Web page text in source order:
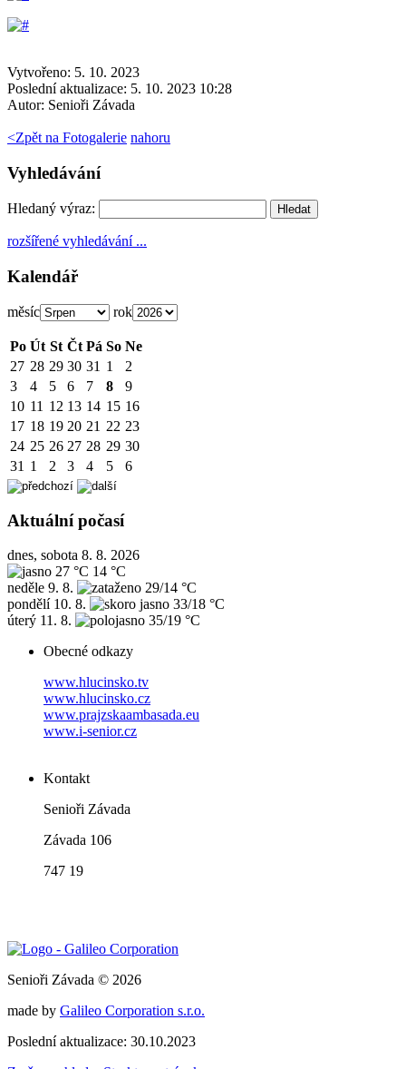
Vytvořeno: 5. 10. 2023
Poslední aktualizace: 5. 10. 2023 10:28
Autor: Senioři Závada
<Zpět na Fotogalerie nahoru
Vyhledávání
Hledaný výraz:
rozšířené vyhledávání ...
Kalendář
měsíc rok
Po Út St Čt Pá So Ne
27 28 29 30 31 1
2
3
4 5 6 7 8
9
10 11 12 13 14 15 16
17 18 19 20 21 22 23
24 25 26 27 28 29 30
31 1 2 3 4 5 6
Aktuální počasí
dnes, sobota 8. 8. 2026
27 °C 14 °C
neděle 9. 8.
29/14 °C
pondělí 10. 8.
33/18 °C
úterý 11. 8.
35/19 °C
Obecné odkazy
www.hlucinsko.tv
www.hlucinsko.cz
www.prajzskaambasada.eu
www.i-senior.cz
Kontakt
Senioři Závada
Závada 106
747 19
Senioři Závada © 2026
made by Galileo Corporation s.r.o.
Poslední aktualizace: 30.10.2023